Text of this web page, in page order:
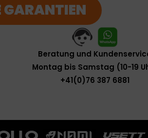
GARANTIEN
Beratung und
Montag bis Samstag (10-19
+41(0)76 387 6881